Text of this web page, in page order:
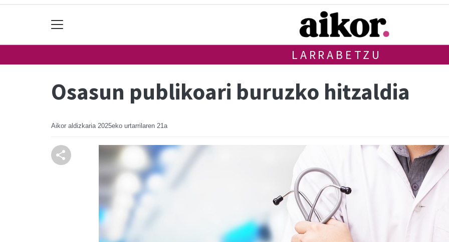
LARRABETZU
Osasun publikoari buruzko hitzaldia
Aikor aldizkaria 2025eko urtarrilaren 21a